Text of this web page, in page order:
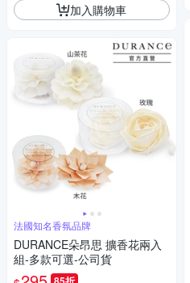
加入購物車
法國知名香氛品牌
DURANCE朵昂思 擴香花兩入
組-多款可選-公司貨